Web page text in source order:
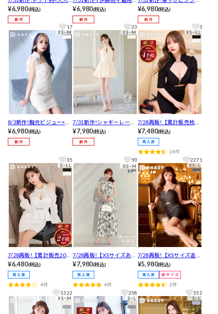
グレー♪アームリボンと
胸元カットアウトで惹き
つけるAラインミニ丈キャ
バドレス[XS~M/3サイズ
¥6,980(税込)
17
煌めくラメ生地×谷間ジッ
プ♪バルーンオフショル
が映える大人セクシータ
イトミニ丈キャバドレス
[SML/3サイズ展開]
¥6,980(税込)
23
メ×谷間ジップ♪胸元カッ
トアウトで魅せるセクシ
ータイトミニ丈キャバド
レス[XS~M/3サイズ展開]
¥6,980(税込)
3
8/3新作!胸元ビジュー×谷
間ジップ♪シフォンリボ
ンで惹きつけるタイトミ
ニ丈キャバドレス[XS~M/
¥6,980(税込)
35
7/31新作!シャギーレース
×谷間ジップ♪バルーンス
カートであざとく魅せるA
ラインミニ丈キャバドレ
¥7,980(税込)
93
7/28再販!【累計販売枚数
4000枚突破！】フロント
ジップカットアウト襟付
きバックルタイトミニ丈
キャバドレス[XS~LL/5サ
イズ展開]
¥7,480(税込)
16件
2271
7/28再販!【累計販売2000
枚以上・LLあり】[伊藤
桃々着用]最強華奢魅せ叶
うシフォン袖オフショル×
ペプラムネックビジュー
ミニ丈キャバドレス
¥6,480(税込)
4件
1322
7/28再販!【XSサイズあ
り】店内でも店外でも目
を惹くトワルドジュイ柄
ホルターネックAラインロ
ング丈ドレス[りぼんコラ
ボ]
¥7,980(税込)
4件
258
7/28再販!【XSサイズ追
加】【明日花キララ着
用】褒められたの声！キ
レイな谷間魅せVカットに
ウエストチラ見せがSEXY
キャミソールタイトミニ
丈キャバドレス
¥5,980(税込)
2件
352